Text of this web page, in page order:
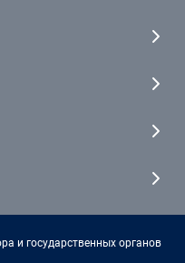
и государственных органов